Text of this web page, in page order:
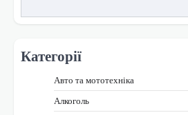
Категорії
Авто та мототехніка
Алкоголь